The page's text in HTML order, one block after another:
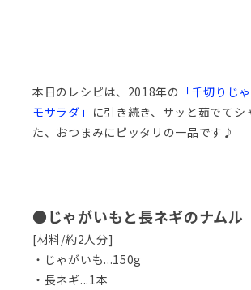
本日のレシピは、2018年の 「千切りじ
モサラダ」 に引き続き、サッと茹でてシ
た、おつまみにピッタリの一品です♪
●じゃがいもと長ネギのナムル
[材料/約2人分]
・じゃがいも...150g
・長ネギ...1本